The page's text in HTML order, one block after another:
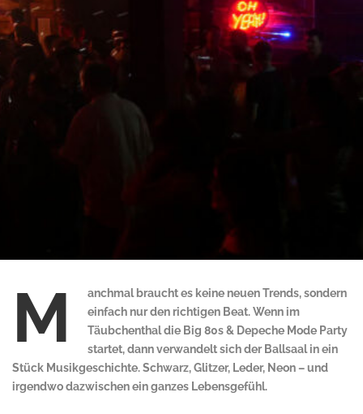
M
anchmal braucht es keine neuen Trends, sondern
einfach nur den richtigen Beat. Wenn im
Täubchenthal die Big 80s & Depeche Mode Party
startet, dann verwandelt sich der Ballsaal in ein
Stück Musikgeschichte. Schwarz, Glitzer, Leder, Neon – und
irgendwo dazwischen ein ganzes Lebensgefühl.